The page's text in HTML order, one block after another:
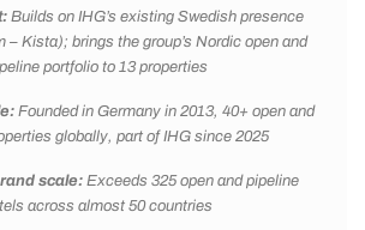
Builds on IHG’s existing Swedish presence
Kista); brings the group’s Nordic open and
portfolio to 13 properties
Founded in Germany in 2013, 40+ open and
globally, part of IHG since 2025
scale:Exceeds 325 open and pipeline
across almost 50 countries